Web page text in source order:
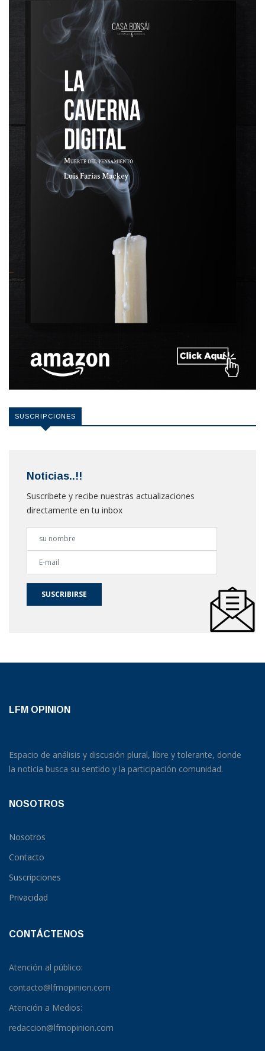
SUSCRIPCIONES
Noticias..!!
Suscribete y recibe nuestras actualizaciones
directamente en tu inbox
SUSCRIBIRSE
LFM OPINION
Espacio de análisis y discusión plural, libre y tolerante, donde
la noticia busca su sentido y la participación comunidad.
NOSOTROS
Nosotros
Contacto
Suscripciones
Privacidad
CONTÁCTENOS
Atención al público:
contacto@lfmopinion.com
Atención a Medios:
redaccion@lfmopinion.com